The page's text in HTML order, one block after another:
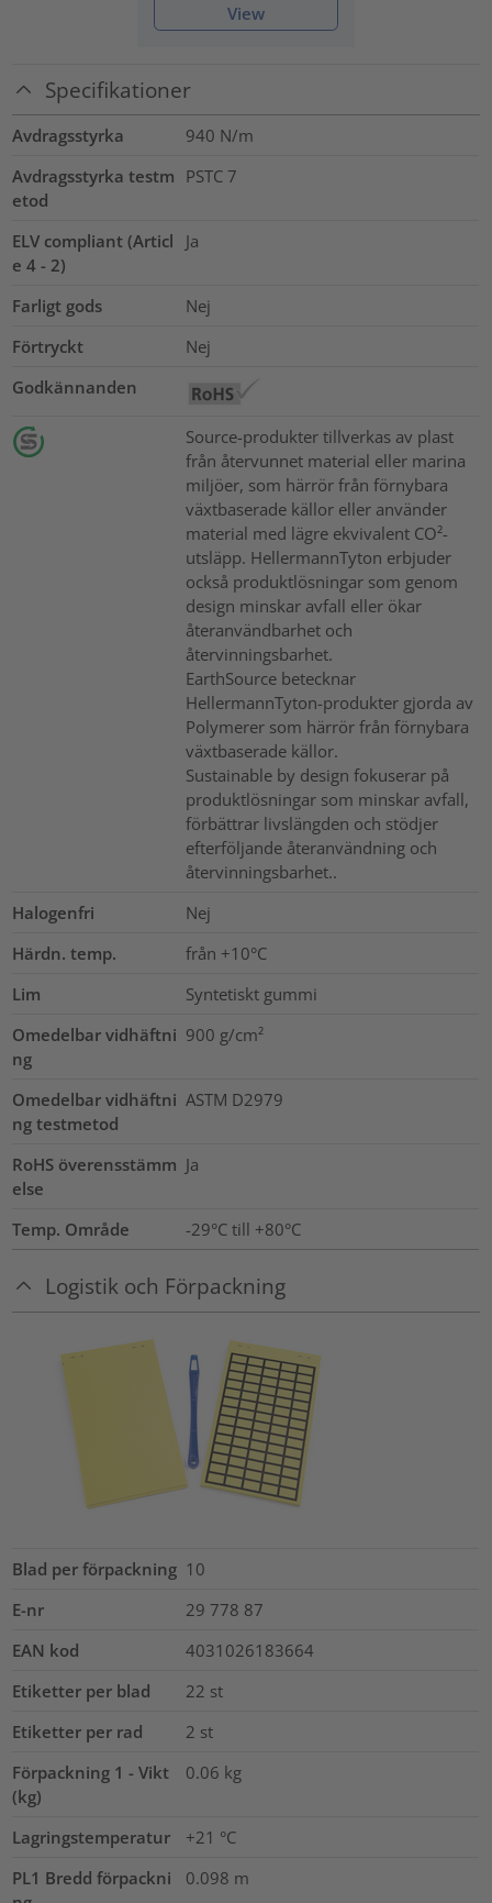
View
Specifikationer
Avdragsstyrka
940 N/m
Avdragsstyrka testm
etod
PSTC 7
ELV compliant (Articl
e 4 - 2)
Ja
Farligt gods
Nej
Förtryckt
Nej
Godkännanden
Source-produkter tillverkas av plast
från återvunnet material eller marina
miljöer, som härrör från förnybara
växtbaserade källor eller använder
material med lägre ekvivalent CO²-
utsläpp. HellermannTyton erbjuder
också produktlösningar som genom
design minskar avfall eller ökar
återanvändbarhet och
återvinningsbarhet.
EarthSource betecknar
HellermannTyton-produkter gjorda av
Polymerer som härrör från förnybara
växtbaserade källor.
Sustainable by design fokuserar på
produktlösningar som minskar avfall,
förbättrar livslängden och stödjer
efterföljande återanvändning och
återvinningsbarhet..
Halogenfri
Nej
Härdn. temp.
från +10°C
Lim
Syntetiskt gummi
Omedelbar vidhäftni
ng
900 g/cm²
Omedelbar vidhäftni
ng testmetod
ASTM D2979
RoHS överensstämm
else
Ja
Temp. Område -29°C till +80°C
Logistik och Förpackning
Blad per förpackning 10
E-nr
29 778 87
EAN kod
4031026183664
Etiketter per blad
22 st
Etiketter per rad
2 st
Förpackning 1 - Vikt
(kg)
0.06 kg
Lagringstemperatur
+21 °C
PL1 Bredd förpackni
0.098 m